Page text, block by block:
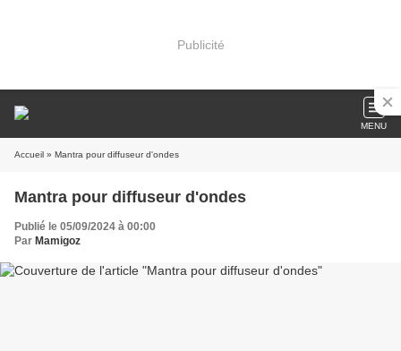
Publicité
MENU
Accueil » Mantra pour diffuseur d'ondes
Mantra pour diffuseur d'ondes
Publié le 05/09/2024 à 00:00
Par Mamigoz